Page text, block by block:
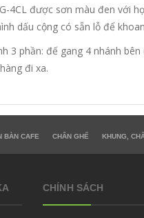
4CL được sơn màu đen với
dấu cộng có sẵn lỗ để
3 phần: đế gang 4 nhánh
đi xa.
BÀN CAFE CHÂN GHẾ KHUNG,
CHÍNH SÁCH